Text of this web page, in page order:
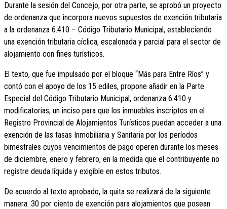
Durante la sesión del Concejo, por otra parte, se aprobó un proyecto
de ordenanza que incorpora nuevos supuestos de exención tributaria
a la ordenanza 6.410 – Código Tributario Municipal, estableciendo
una exención tributaria cíclica, escalonada y parcial para el sector de
alojamiento con fines turísticos.
El texto, que fue impulsado por el bloque “Más para Entre Ríos” y
contó con el apoyo de los 15 ediles, propone añadir en la Parte
Especial del Código Tributario Municipal, ordenanza 6.410 y
modificatorias, un inciso para que los inmuebles inscriptos en el
Registro Provincial de Alojamientos Turísticos puedan acceder a una
exención de las tasas Inmobiliaria y Sanitaria por los períodos
bimestrales cuyos vencimientos de pago operen durante los meses
de diciembre, enero y febrero, en la medida que el contribuyente no
registre deuda líquida y exigible en estos tributos.
De acuerdo al texto aprobado, la quita se realizará de la siguiente
manera: 30 por ciento de exención para alojamientos que posean